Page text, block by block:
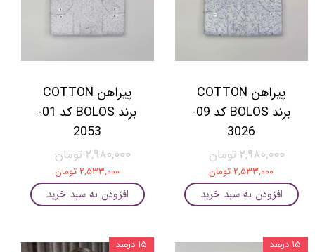
پیراهن COTTON
برند BOLOS کد 09-
3026
۲,۹۸۰,۰۰۰ تومان
۲,۵۳۳,۰۰۰ تومان
افزودن به سبد خرید
پیراهن COTTON
برند BOLOS کد 01-
2053
۲,۹۸۰,۰۰۰ تومان
۲,۵۳۳,۰۰۰ تومان
افزودن به سبد خرید
۱۵ درصد ۱۵ درصد